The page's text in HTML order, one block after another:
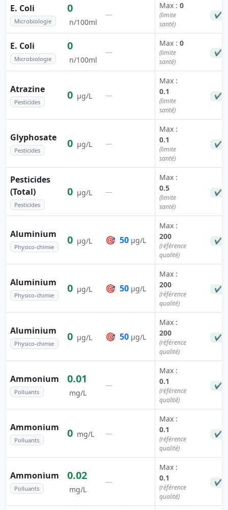
E. Coli
Microbiologie
0
n/100ml
—
Max : 0
(limite
santé)
✔
E. Coli
Microbiologie
0
n/100ml
—
Max : 0
(limite
santé)
✔
Atrazine
Pesticides
0 µg/L —
Max :
0.1
(limite
santé)
✔
Glyphosate
Pesticides
0 µg/L —
Max :
0.1
(limite
santé)
✔
Pesticides
(Total)
Pesticides
0 µg/L —
Max :
0.5
(limite
santé)
✔
Aluminium
Physico-chimie
0 µg/L 🎯 50 µg/L
Max :
200
(référence
qualité)
✔
Aluminium
Physico-chimie
0 µg/L 🎯 50 µg/L
Max :
200
(référence
qualité)
✔
Aluminium
Physico-chimie
0 µg/L 🎯 50 µg/L
Max :
200
(référence
qualité)
✔
Ammonium
Polluants
0.01
mg/L
—
Max :
0.1
(référence
qualité)
✔
Ammonium
Polluants
0 mg/L —
Max :
0.1
(référence
qualité)
✔
Ammonium
Polluants
0.02
mg/L
—
Max :
0.1
(référence
qualité)
✔